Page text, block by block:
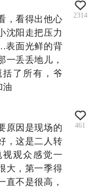
，看得出他心
沈阳走把压力
面光鲜的背
一丢丢地儿，
了所有，爷
油
2314
原因是现场的
，这是二人转
观众感觉一
大，第一季得
直不是很高，
461